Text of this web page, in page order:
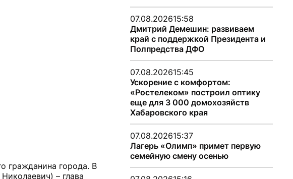
гражданина города. В
– глава
07.08.202615:58
Дмитрий Демешин: развиваем
край с поддержкой Президента и
Полпредства ДФО
07.08.202615:45
Ускорение с комфортом:
«Ростелеком» построил оптику
еще для 3 000 домохозяйств
Хабаровского края
07.08.202615:37
Лагерь «Олимп» примет первую
семейную смену осенью